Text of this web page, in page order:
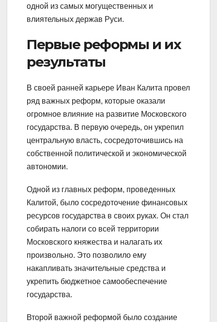
одной из самых могущественных и
влиятельных держав Руси.
Первые реформы и их
результаты
В своей ранней карьере Иван Калита провел
ряд важных реформ, которые оказали
огромное влияние на развитие Московского
государства. В первую очередь, он укрепил
центральную власть, сосредоточившись на
собственной политической и экономической
автономии.
Одной из главных реформ, проведенных
Калитой, было сосредоточение финансовых
ресурсов государства в своих руках. Он стал
собирать налоги со всей территории
Московского княжества и налагать их
произвольно. Это позволило ему
накапливать значительные средства и
укрепить бюджетное самообеспечение
государства.
Второй важной реформой было создание